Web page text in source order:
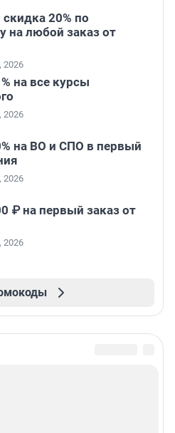
скидка 20% по
на любой заказ от
2026
на все курсы
2026
на ВО и СПО в первый
2026
₽ на первый заказ от
2026